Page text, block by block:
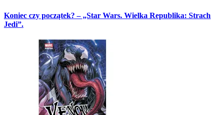
Koniec czy początek? – „Star Wars. Wielka Republika: Strach
Jedi”.